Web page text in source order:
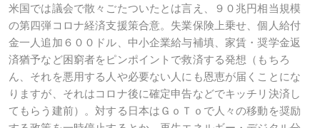
米国では議会で散々ごたついたとは言え、９０兆円相当規模
の第四弾コロナ経済支援策合意。失業保険上乗せ、個人給付
金一人追加６００ドル、中小企業給与補填、家賃・奨学金返
済猶予など困窮者をピンポイントで救済する発想（もちろ
ん、それを悪用する人や必要ない人にも恩恵が届くことにな
りますが、それはコロナ後に確定申告などでキッチリ決済し
てもらう建前）。対する日本はＧｏＴｏで人々の移動を奨励